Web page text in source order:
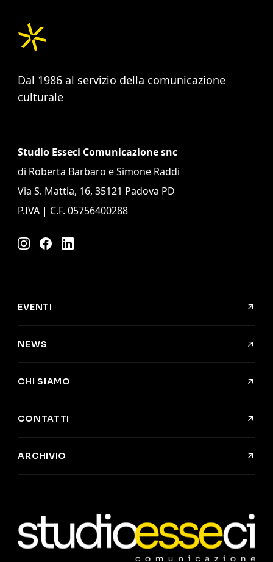
Dal 1986 al servizio della comunicazione
culturale
Studio Esseci Comunicazione snc
di Roberta Barbaro e Simone Raddi
Via S. Mattia, 16, 35121 Padova PD
P.IVA | C.F. 05756400288
Instagram
FacebookLinkedIn
EVENTI
NEWS
CHI SIAMO
CONTATTI
ARCHIVIO